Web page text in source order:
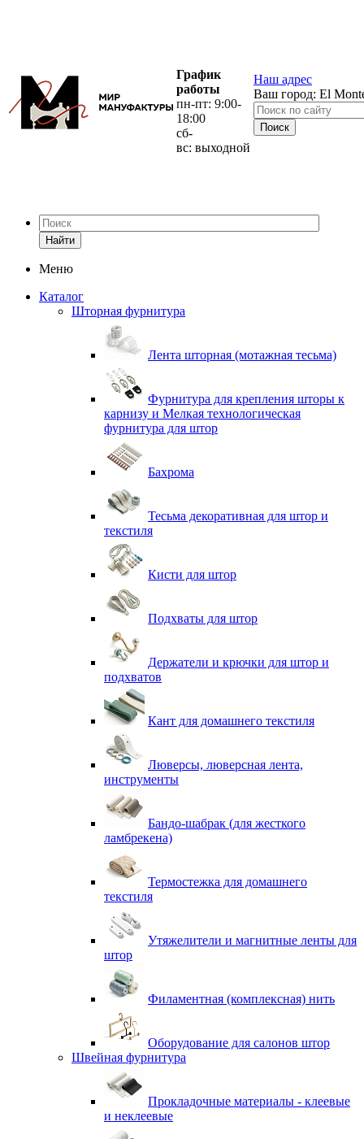
График
работы
пн-пт: 9:00-
18:00
сб-
вс: выходной
Наш адрес
Ваш город: El
Найти
Меню
Каталог
Шторная фурнитура
Лента шторная (мотажная тесьма)
Фурнитура для крепления шторы к
карнизу и Мелкая технологическая
фурнитура для штор
Бахрома
Тесьма декоративная для штор и
текстиля
Кисти для штор
Подхваты для штор
Держатели и крючки для штор и
подхватов
Кант для домашнего текстиля
Люверсы, люверсная лента,
инструменты
Бандо-шабрак (для жесткого
ламбрекена)
Термостежка для домашнего
текстиля
Утяжелители и магнитные ленты для
штор
Филаментная (комплексная) нить
Оборудование для салонов штор
Швейная фурнитура
Прокладочные материалы - клеевые
и неклеевые